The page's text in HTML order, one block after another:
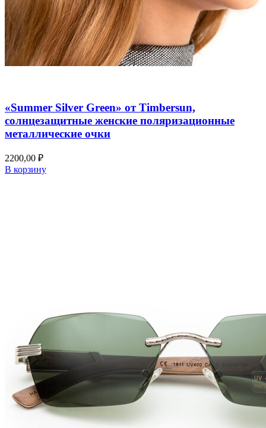
«Summer Silver Green» от Timbersun,
солнцезащитные женские поляризационные
металлические очки
2200,00 ₽
В корзину